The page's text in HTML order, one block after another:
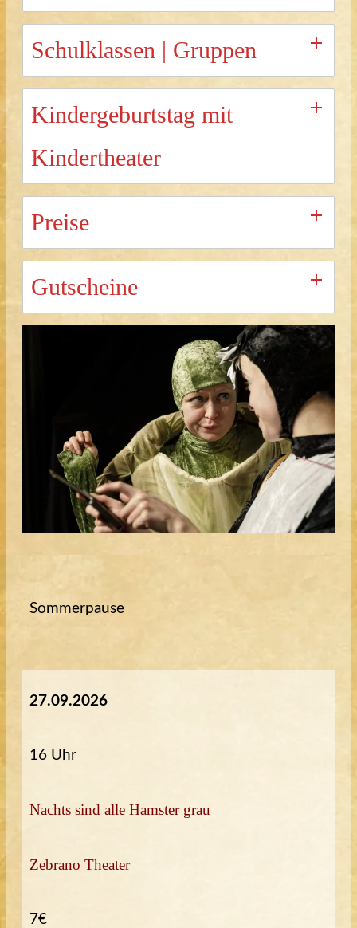
Schulklassen | Gruppen
Kindergeburtstag mit
Kindertheater
Preise
Gutscheine
Sommerpause
27.09.2026
16 Uhr
Nachts sind alle Hamster grau
Zebrano Theater
7€